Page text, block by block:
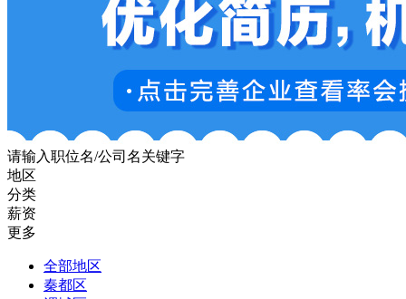
请输入职位名/公司名关键字
地区
分类
薪资
更多
全部地区
秦都区